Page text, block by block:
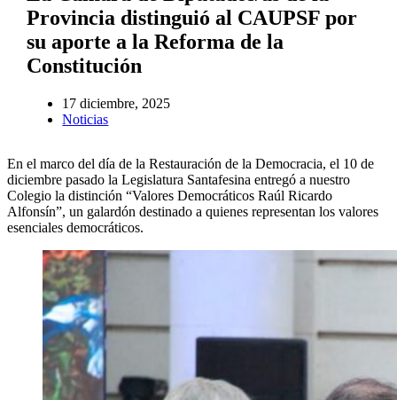
Provincia distinguió al CAUPSF por
su aporte a la Reforma de la
Constitución
17 diciembre, 2025
Noticias
En el marco del día de la Restauración de la Democracia, el 10 de
diciembre pasado la Legislatura Santafesina entregó a nuestro
Colegio la distinción “Valores Democráticos Raúl Ricardo
Alfonsín”, un galardón destinado a quienes representan los valores
esenciales democráticos.